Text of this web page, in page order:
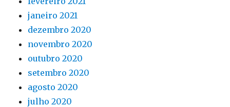
janeiro 2021
dezembro 2020
novembro 2020
outubro 2020
setembro 2020
agosto 2020
julho 2020